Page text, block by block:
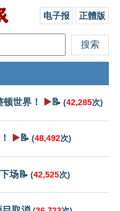
电子报 正體版
世界！ ▶️📝 (42,285次)
▶️📝 (48,492次)
场📝 (42,525次)